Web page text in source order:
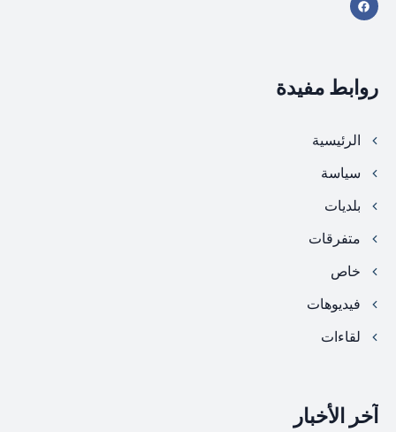
روابط مفيدة
الرئيسية
سياسة
بلديات
متفرقات
خاص
فيديوهات
لقاءات
آخر الأخبار